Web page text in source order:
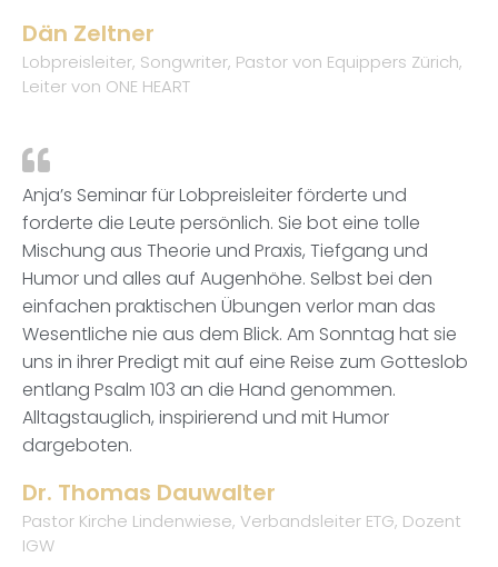
Dän Zeltner
Lobpreisleiter, Songwriter, Pastor von Equippers Zürich,
Leiter von ONE HEART
Anja’s Seminar für Lobpreisleiter förderte und
forderte die Leute persönlich. Sie bot eine tolle
Mischung aus Theorie und Praxis, Tiefgang und
Humor und alles auf Augenhöhe. Selbst bei den
einfachen praktischen Übungen verlor man das
Wesentliche nie aus dem Blick. Am Sonntag hat sie
uns in ihrer Predigt mit auf eine Reise zum Gotteslob
entlang Psalm 103 an die Hand genommen.
Alltagstauglich, inspirierend und mit Humor
dargeboten.
Dr. Thomas Dauwalter
Pastor Kirche Lindenwiese, Verbandsleiter ETG, Dozent
IGW